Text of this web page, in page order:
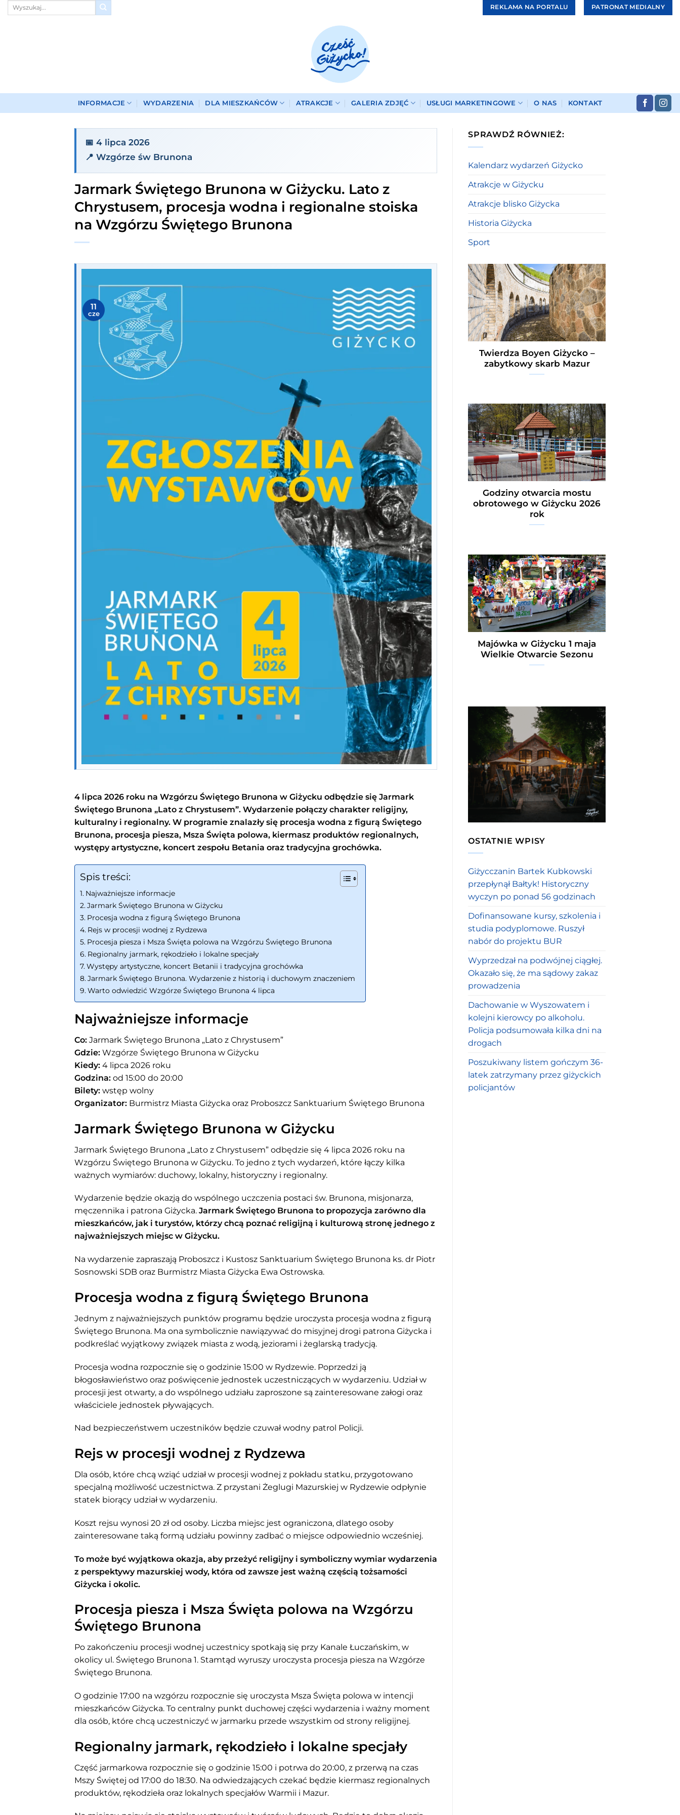
Przewiń
REKLAMA NA PORTALU PATRONAT MEDIALNY
INFORMACJE WYDARZENIA DLA MIESZKAŃCÓW ATRAKCJE GALERIA ZDJĘĆ USŁUGI MARKETINGOWE O NAS KONTAKT
📅 4 lipca 2026
📍 Wzgórze św Brunona
Jarmark Świętego Brunona w Giżycku. Lato z
Chrystusem, procesja wodna i regionalne stoiska
na Wzgórzu Świętego Brunona
11
cze
4 lipca 2026 roku na Wzgórzu Świętego Brunona w Giżycku odbędzie się Jarmark
Świętego Brunona „Lato z Chrystusem”. Wydarzenie połączy charakter religijny,
kulturalny i regionalny. W programie znalazły się procesja wodna z figurą Świętego
Brunona, procesja piesza, Msza Święta polowa, kiermasz produktów regionalnych,
występy artystyczne, koncert zespołu Betania oraz tradycyjna grochówka.
Spis treści:
Najważniejsze informacje
Jarmark Świętego Brunona w Giżycku
Procesja wodna z figurą Świętego Brunona
Rejs w procesji wodnej z Rydzewa
Procesja piesza i Msza Święta polowa na Wzgórzu Świętego Brunona
Regionalny jarmark, rękodzieło i lokalne specjały
Występy artystyczne, koncert Betanii i tradycyjna grochówka
Jarmark Świętego Brunona. Wydarzenie z historią i duchowym znaczeniem
Warto odwiedzić Wzgórze Świętego Brunona 4 lipca
Najważniejsze informacje
Co: Jarmark Świętego Brunona „Lato z Chrystusem”
Gdzie: Wzgórze Świętego Brunona w Giżycku
Kiedy: 4 lipca 2026 roku
Godzina: od 15:00 do 20:00
Bilety: wstęp wolny
Organizator: Burmistrz Miasta Giżycka oraz Proboszcz Sanktuarium Świętego Brunona
Jarmark Świętego Brunona w Giżycku
Jarmark Świętego Brunona „Lato z Chrystusem” odbędzie się 4 lipca 2026 roku na
Wzgórzu Świętego Brunona w Giżycku. To jedno z tych wydarzeń, które łączy kilka
ważnych wymiarów: duchowy, lokalny, historyczny i regionalny.
Wydarzenie będzie okazją do wspólnego uczczenia postaci św. Brunona, misjonarza,
męczennika i patrona Giżycka. Jarmark Świętego Brunona to propozycja zarówno dla
mieszkańców, jak i turystów, którzy chcą poznać religijną i kulturową stronę jednego z
najważniejszych miejsc w Giżycku.
Na wydarzenie zapraszają Proboszcz i Kustosz Sanktuarium Świętego Brunona ks. dr Piotr
Sosnowski SDB oraz Burmistrz Miasta Giżycka Ewa Ostrowska.
Procesja wodna z figurą Świętego Brunona
Jednym z najważniejszych punktów programu będzie uroczysta procesja wodna z figurą
Świętego Brunona. Ma ona symbolicznie nawiązywać do misyjnej drogi patrona Giżycka i
podkreślać wyjątkowy związek miasta z wodą, jeziorami i żeglarską tradycją.
Procesja wodna rozpocznie się o godzinie 15:00 w Rydzewie. Poprzedzi ją
błogosławieństwo oraz poświęcenie jednostek uczestniczących w wydarzeniu. Udział w
procesji jest otwarty, a do wspólnego udziału zaproszone są zainteresowane załogi oraz
właściciele jednostek pływających.
Nad bezpieczeństwem uczestników będzie czuwał wodny patrol Policji.
Rejs w procesji wodnej z Rydzewa
Dla osób, które chcą wziąć udział w procesji wodnej z pokładu statku, przygotowano
specjalną możliwość uczestnictwa. Z przystani Żeglugi Mazurskiej w Rydzewie odpłynie
statek biorący udział w wydarzeniu.
Koszt rejsu wynosi 20 zł od osoby. Liczba miejsc jest ograniczona, dlatego osoby
zainteresowane taką formą udziału powinny zadbać o miejsce odpowiednio wcześniej.
To może być wyjątkowa okazja, aby przeżyć religijny i symboliczny wymiar wydarzenia
z perspektywy mazurskiej wody, która od zawsze jest ważną częścią tożsamości
Giżycka i okolic.
Procesja piesza i Msza Święta polowa na Wzgórzu
Świętego Brunona
Po zakończeniu procesji wodnej uczestnicy spotkają się przy Kanale Łuczańskim, w
okolicy ul. Świętego Brunona 1. Stamtąd wyruszy uroczysta procesja piesza na Wzgórze
Świętego Brunona.
O godzinie 17:00 na wzgórzu rozpocznie się uroczysta Msza Święta polowa w intencji
mieszkańców Giżycka. To centralny punkt duchowej części wydarzenia i ważny moment
dla osób, które chcą uczestniczyć w jarmarku przede wszystkim od strony religijnej.
Regionalny jarmark, rękodzieło i lokalne specjały
Część jarmarkowa rozpocznie się o godzinie 15:00 i potrwa do 20:00, z przerwą na czas
Mszy Świętej od 17:00 do 18:30. Na odwiedzających czekać będzie kiermasz regionalnych
produktów, rękodzieła oraz lokalnych specjałów Warmii i Mazur.
SPRAWDŹ RÓWNIEŻ:
Kalendarz wydarzeń Giżycko
Atrakcje w Giżycku
Atrakcje blisko Giżycka
Historia Giżycka
Sport
Twierdza Boyen Giżycko –
zabytkowy skarb Mazur
Godziny otwarcia mostu
obrotowego w Giżycku 2026
rok
Majówka w Giżycku 1 maja
Wielkie Otwarcie Sezonu
OSTATNIE WPISY
Giżycczanin Bartek Kubkowski
przepłynął Bałtyk! Historyczny
wyczyn po ponad 56 godzinach
Dofinansowane kursy, szkolenia i
studia podyplomowe. Ruszył
nabór do projektu BUR
Wyprzedzał na podwójnej ciągłej.
Okazało się, że ma sądowy zakaz
prowadzenia
Dachowanie w Wyszowatem i
kolejni kierowcy po alkoholu.
Policja podsumowała kilka dni na
drogach
Poszukiwany listem gończym 36-
latek zatrzymany przez giżyckich
policjantów